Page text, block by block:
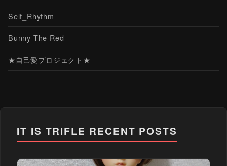
Self_Rhythm
Bunny The Red
★自己愛プロジェクト★
IT IS TRIFLE RECENT POSTS